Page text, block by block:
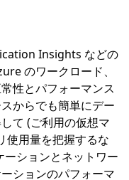
Insights などの
のワークロード、
性とパフォーマンス
からでも簡単にデー
て (ご利用の仮想マ
使用量を把握するな
ションとネットワー
ションのパフォーマ